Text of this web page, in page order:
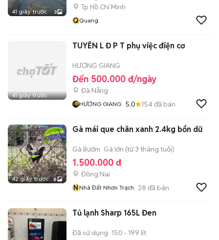
41 giây trước 3
Tp Hồ Chí Minh
QQuang
41 giây trước
TUYỂN L Đ P T phụ việc điện cơ
HƯƠNG GIANG
Đến 500.000 đ/ngày
Đà Nẵng
HƯƠNG GIANG 5.0 154đã bán
42 giây trước 6
Gà mái que chân xanh 2.4kg bổn dữ
Gà Bướm Gà lớn (từ 3 tháng tuổi)
1.500.000 đ
Đồng Nai
NNhà Đất Nhơn Trạch 28 đã bán
Tủ lạnh Sharp 165L Đen
Đã sử dụng 150 - 199 lít